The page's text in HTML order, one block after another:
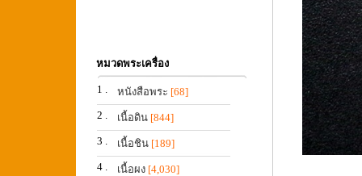
หมวดพระเครื่อง
1 . หนังสือพระ [68]
2 .
เนื้อดิน [844]
3 .
เนื้อชิน [189]
4 .
เนื้อผง [4,030]